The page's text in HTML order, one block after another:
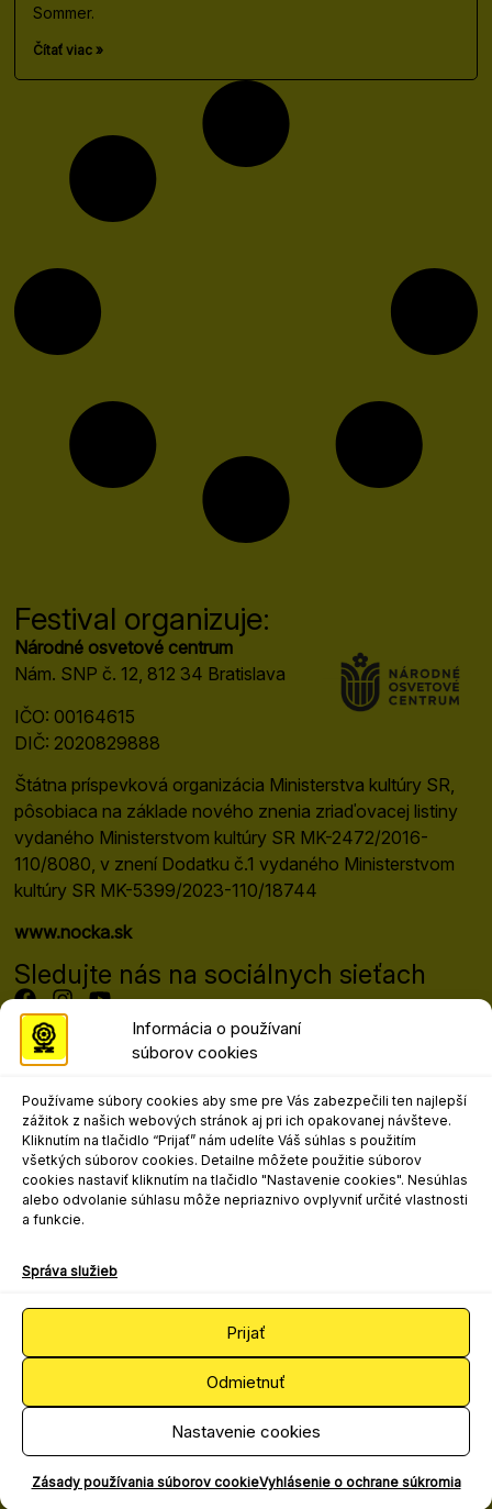
Informácia o používaní
súborov cookies
Používame súbory cookies aby sme pre Vás zabezpečili ten najlepší
zážitok z našich webových stránok aj pri ich opakovanej návšteve.
Kliknutím na tlačidlo “Prijať” nám udelíte Váš súhlas s použitím
všetkých súborov cookies. Detailne môžete použitie súborov
cookies nastaviť kliknutím na tlačidlo "Nastavenie cookies". Nesúhlas
alebo odvolanie súhlasu môže nepriaznivo ovplyvniť určité vlastnosti
a funkcie.
Správa služieb
Prijať
Odmietnuť
Nastavenie cookies
Zásady používania súborov cookieVyhlásenie o ochrane súkromia
Sommer.
Čítať viac »
Festival organizuje:
Národné osvetové centrum
Nám. SNP č. 12, 812 34 Bratislava
IČO: 00164615
DIČ: 2020829888
Štátna príspevková organizácia Ministerstva kultúry SR,
pôsobiaca na základe nového znenia zriaďovacej listiny
vydaného Ministerstvom kultúry SR MK-2472/2016-
110/8080, v znení Dodatku č.1 vydaného Ministerstvom
kultúry SR MK-5399/2023-110/18744
www.nocka.sk
Sledujte nás na sociálnych sieťach
Programový riaditeľ festivalu
matej.mosko@nocka.sk
+421 908 303 617
Kontakt pre marketing, propagáciu a
médiá
ludovit.andrejo@nocka.sk
+421 2 204 71 240
+421 908 080 502
2025 © Národné osvetové centrum
Spracúvanie osobných údajov
Všeobecné podmienky súťaží